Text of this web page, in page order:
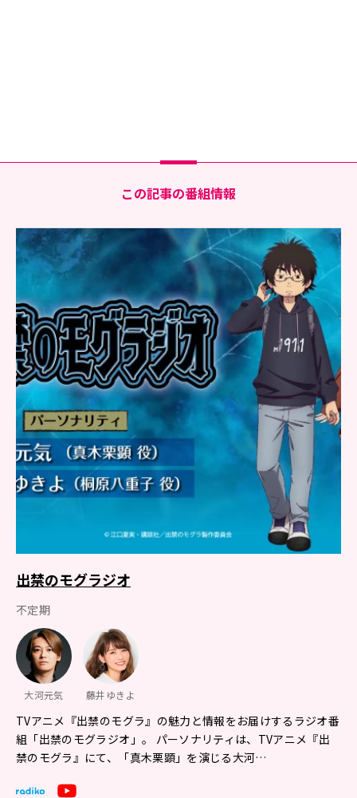
この記事の番組情報
出禁のモグラジオ
不定期
大河元気 藤井ゆきよ
TVアニメ『出禁のモグラ』の魅力と情報をお届けするラジオ番
組「出禁のモグラジオ」。 パーソナリティは、TVアニメ『出
禁のモグラ』にて、「真木栗顕」を演じる大河…